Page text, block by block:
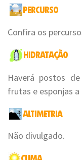
Confira os
Haverá postos
frutas e esponjas
Não divulgado.